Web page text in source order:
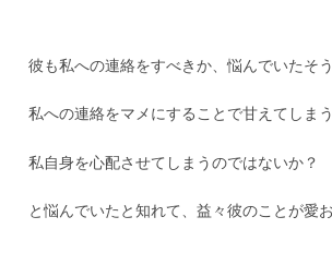
彼も私への連絡をすべきか、悩んでいたそう
私への連絡をマメにすることで甘えてしま
私自身を心配させてしまうのではないか？
と悩んでいたと知れて、益々彼のことが愛